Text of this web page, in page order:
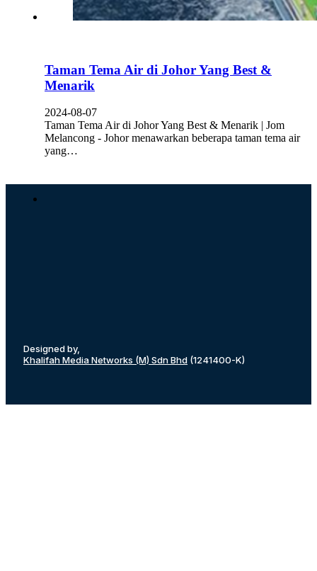
Taman Tema Air di Johor Yang Best &
Menarik
2024-08-07
Taman Tema Air di Johor Yang Best & Menarik | Jom
Melancong - Johor menawarkan beberapa taman tema air
yang…
Designed by,
Khalifah Media Networks (M) Sdn Bhd (1241400-K)